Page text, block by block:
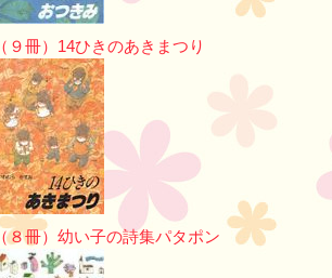
（９冊）14ひきのあきまつり
（８冊）幼い子の詩集パタポン